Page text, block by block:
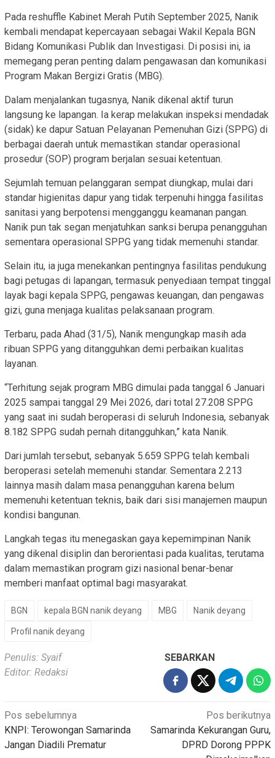
Pada reshuffle Kabinet Merah Putih September 2025, Nanik
kembali mendapat kepercayaan sebagai Wakil Kepala BGN
Bidang Komunikasi Publik dan Investigasi. Di posisi ini, ia
memegang peran penting dalam pengawasan dan komunikasi
Program Makan Bergizi Gratis (MBG).
Dalam menjalankan tugasnya, Nanik dikenal aktif turun
langsung ke lapangan. Ia kerap melakukan inspeksi mendadak
(sidak) ke dapur Satuan Pelayanan Pemenuhan Gizi (SPPG) di
berbagai daerah untuk memastikan standar operasional
prosedur (SOP) program berjalan sesuai ketentuan.
Sejumlah temuan pelanggaran sempat diungkap, mulai dari
standar higienitas dapur yang tidak terpenuhi hingga fasilitas
sanitasi yang berpotensi mengganggu keamanan pangan.
Nanik pun tak segan menjatuhkan sanksi berupa penangguhan
sementara operasional SPPG yang tidak memenuhi standar.
Selain itu, ia juga menekankan pentingnya fasilitas pendukung
bagi petugas di lapangan, termasuk penyediaan tempat tinggal
layak bagi kepala SPPG, pengawas keuangan, dan pengawas
gizi, guna menjaga kualitas pelaksanaan program.
Terbaru, pada Ahad (31/5), Nanik mengungkap masih ada
ribuan SPPG yang ditangguhkan demi perbaikan kualitas
layanan.
“Terhitung sejak program MBG dimulai pada tanggal 6 Januari
2025 sampai tanggal 29 Mei 2026, dari total 27.208 SPPG
yang saat ini sudah beroperasi di seluruh Indonesia, sebanyak
8.182 SPPG sudah pernah ditangguhkan,” kata Nanik.
Dari jumlah tersebut, sebanyak 5.659 SPPG telah kembali
beroperasi setelah memenuhi standar. Sementara 2.213
lainnya masih dalam masa penangguhan karena belum
memenuhi ketentuan teknis, baik dari sisi manajemen maupun
kondisi bangunan.
Langkah tegas itu menegaskan gaya kepemimpinan Nanik
yang dikenal disiplin dan berorientasi pada kualitas, terutama
dalam memastikan program gizi nasional benar-benar
memberi manfaat optimal bagi masyarakat.
BGN kepala BGN nanik deyang MBG Nanik deyang
Profil nanik deyang
Penulis: Syaif
Editor: Redaksi
SEBARKAN
Navigasi
pos
Pos sebelumnya
KNPI: Terowongan Samarinda
Jangan Diadili Prematur
Pos berikutnya
Samarinda Kekurangan Guru,
DPRD Dorong PPPK